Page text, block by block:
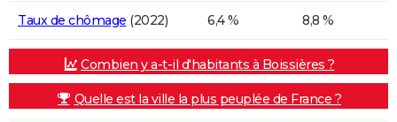
Taux de chômage (2022) 6,4 % 8,8 %
Combien y a-t-il d'habitants à Boissières ?
Quelle est la ville la plus peuplée de France ?